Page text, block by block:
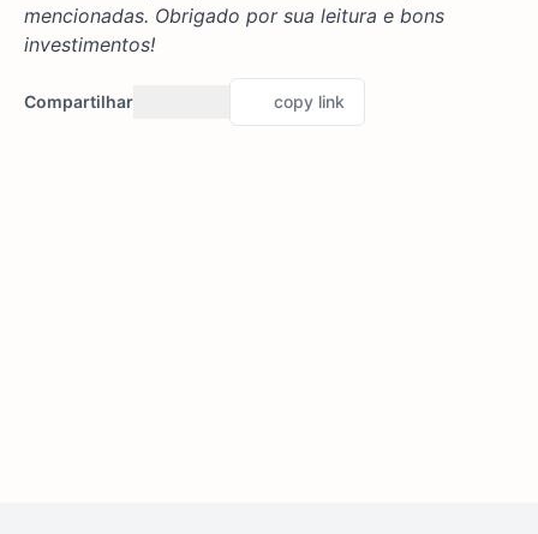
mencionadas. Obrigado por sua leitura e bons
investimentos!
Compartilhar copy link